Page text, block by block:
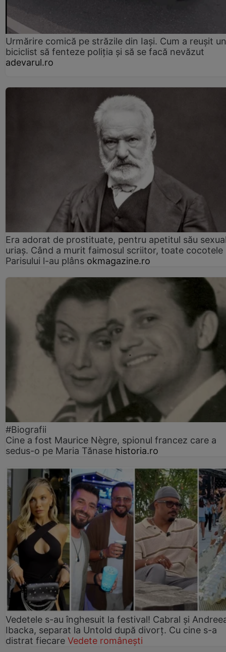
Urmărire comică pe străzile din Iași. Cum a reușit un
biciclist să fenteze poliția și să se facă nevăzut
adevarul.ro
Era adorat de prostituate, pentru apetitul său
uriaș. Când a murit faimosul scriitor, toate cocotele
Parisului l-au plâns okmagazine.ro
#Biografii
Cine a fost Maurice Nègre, spionul francez care a
sedus-o pe Maria Tănase historia.ro
Vedetele s-au înghesuit la festival! Cabral și
Ibacka, separat la Untold după divorț. Cu cine s-a
distrat fiecare Vedete românești